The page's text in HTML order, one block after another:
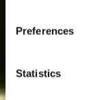
Preferences
StatisticsSenast